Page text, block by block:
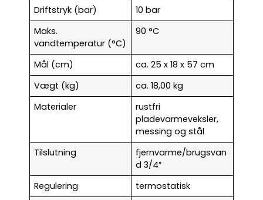
Driftstryk (bar)
10 bar
Maks.
vandtemperatur (°C)
90 °C
Mål (cm)
ca. 25 x 18 x 57 cm
Vægt (kg)
ca. 18,00 kg
Materialer
rustfri
pladevarmeveksler,
messing og stål
Tilslutning
fjernvarme/brugsvan
d 3/4″
Regulering
termostatisk